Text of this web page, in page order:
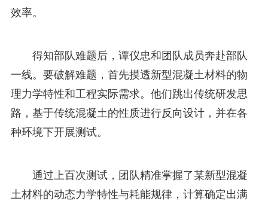
效率。
得知部队难题后，谭仪忠和团队成员奔赴部队
一线。要破解难题，首先摸透新型混凝土材料的物
理力学特性和工程实际需求。他们跳出传统研发思
路，基于传统混凝土的性质进行反向设计，并在各
种环境下开展测试。
通过上百次测试，团队精准掌握了某新型混凝
土材料的动态力学特性与耗能规律，计算确定出满